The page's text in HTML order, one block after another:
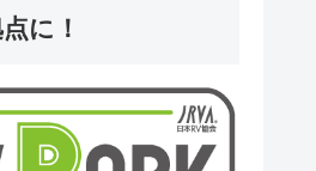
に！